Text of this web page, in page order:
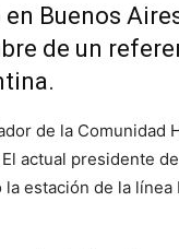
en Buenos
de un
de la Comunidad
actual presidente
estación de la línea